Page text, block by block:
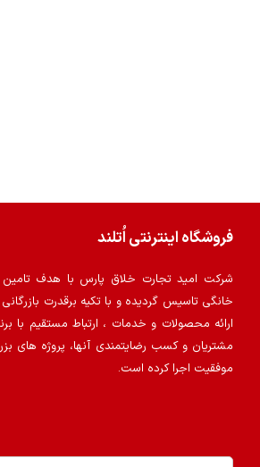
فروشگاه اینترنتی اُتلند
شرکت امید تجارت خلاق پارس با هدف تامین
خانگی تاسیس گردیده و با تکیه برقدرت
ارائه محصولات و خدمات ، ارتباط مستقیم با
مشتریان و کسب رضایتمندی آنها، پروژه های
موفقیت اجرا کرده است.